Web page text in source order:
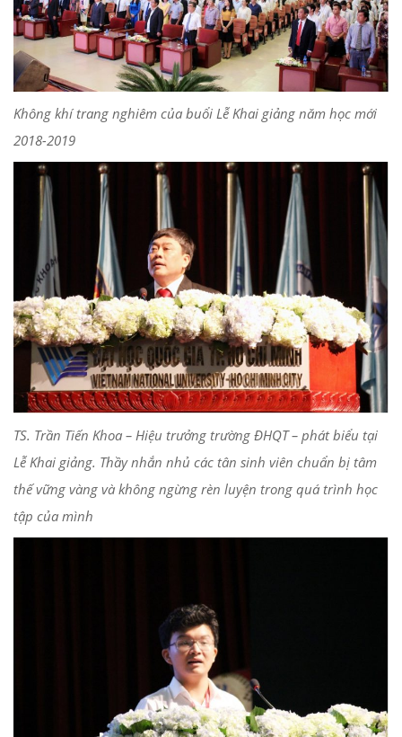
Không khí trang nghiêm của buổi Lễ Khai giảng năm học mới
2018-2019
TS. Trần Tiến Khoa – Hiệu trưởng trường ĐHQT – phát biểu tại
Lễ Khai giảng. Thầy nhắn nhủ các tân sinh viên chuẩn bị tâm
thế vững vàng và không ngừng rèn luyện trong quá trình học
tập của mình